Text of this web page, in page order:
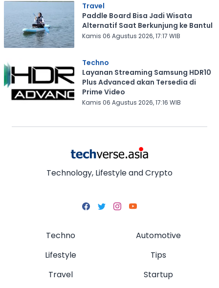
Travel
Paddle Board Bisa Jadi Wisata
Alternatif Saat Berkunjung ke Bantul
Kamis 06 Agustus 2026, 17:17 WIB
Techno
Layanan Streaming Samsung HDR10
Plus Advanced akan Tersedia di
Prime Video
Kamis 06 Agustus 2026, 17:16 WIB
Technology, Lifestyle and Crypto
Techno
Lifestyle
Travel
Automotive
Tips
Startup